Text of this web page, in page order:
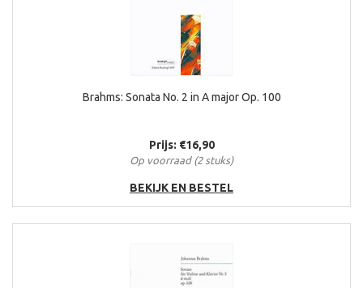
Brahms: Sonata No. 2 in A major Op. 100
Prijs: €16,90
Op voorraad (2 stuks)
BEKIJK EN BESTEL